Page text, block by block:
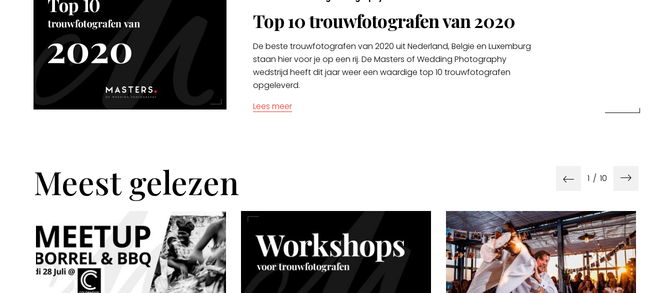
Top 10 trouwfotografen van 2020
De beste trouwfotografen van 2020 uit Nederland, Belgie en Luxemburg
staan hier voor je op een rij. De Masters of Wedding Photography
wedstrijd heeft dit jaar weer een waardige top 10 trouwfotografen
opgeleverd.
Lees meer
Meest gelezen 1 / 10